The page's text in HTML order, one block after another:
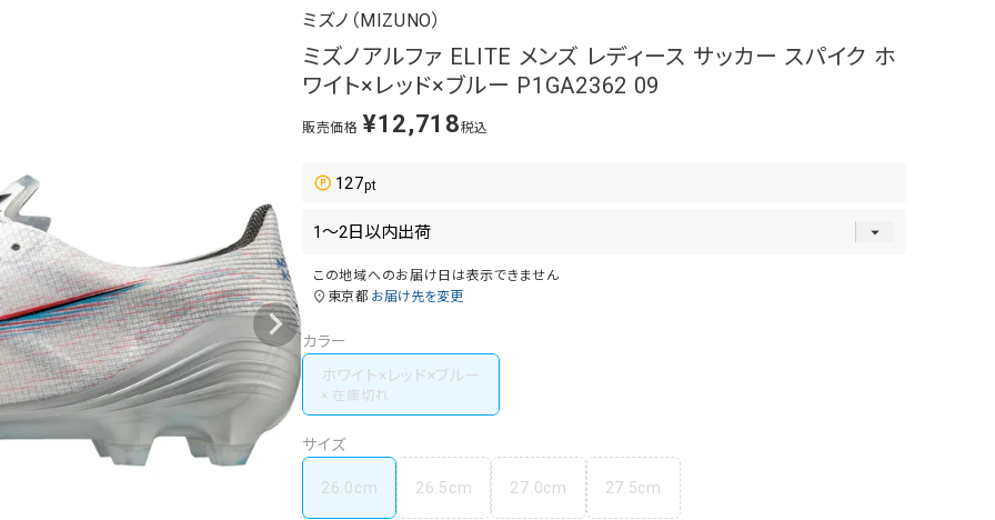
ミズノ（MIZUNO）
ミズノアルファ ELITE メンズ レディース サッカー スパイク ホ
ワイト×レッド×ブルー P1GA2362 09
販売価格 ¥12,718税込
127
この地域へのお届け日は表示できません
東京都 お届け先を変更
カラー
ホワイト×レッド×ブルー
サイズ
26.0cm 26.5cm 27.0cm 27.5cm